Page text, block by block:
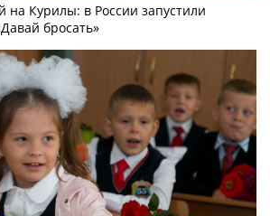
на Курилы: в России запустили
бросать»